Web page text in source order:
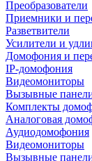
Преобразователи
Приемники и
Разветвители
Усилители и
Домофония и
IP-домофония
Видеомониторы
Вызывные
Комплекты
Аналоговая
Аудиодомофония
Видеомониторы
Вызывные